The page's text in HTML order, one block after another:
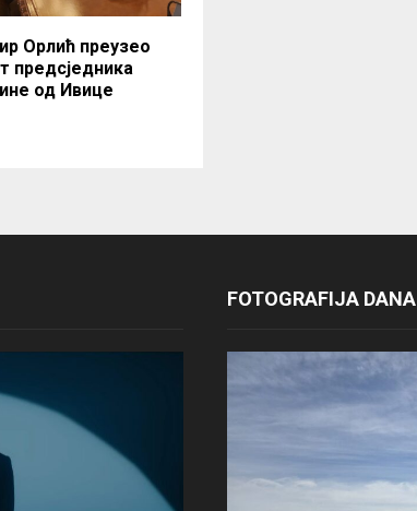
Орлић преузео
предсједника
од Ивице
FOTOGRAFIJA DANA